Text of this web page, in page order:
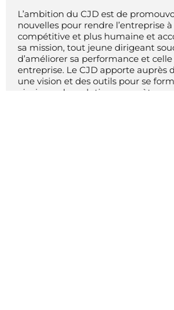
L’ambition du CJD est de
nouvelles pour rendre l’entreprise
compétitive et plus humaine et
sa mission, tout jeune dirigeant
d’améliorer sa performance et celle
entreprise. Le CJD apporte auprès
une vision et des outils pour se
ainsi que des solutions concrètes